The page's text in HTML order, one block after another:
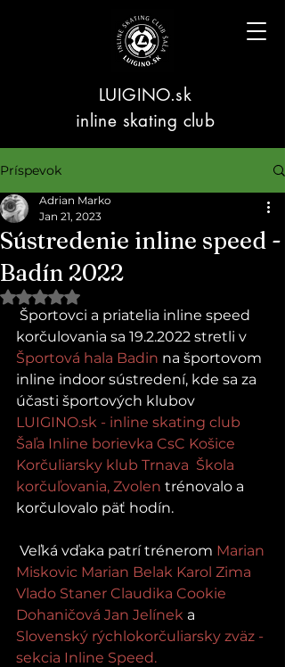
LUIGINO.sk
inline skating club
Príspevok
Sústredenie inline speed -
Badín 2022
Adrian Marko
Jan 21, 2023
Hodnotenie NaN z 5 hviezdičiek.
korčulovania sa 19.2.2022 stretli v
Športová hala Badin na športovom
inline indoor sústredení, kde sa za
účasti športových klubov
LUIGINO.sk - inline skating club
Šaľa Inline borievka CsC Košice
Korčuliarsky klub Trnava Škola
korčuľovania, Zvolen trénovalo a
korčulovalo päť hodín.
Veľká vďaka patrí trénerom Marian
Miskovic Marian Belak Karol Zima
Vlado Staner Claudika Cookie
Dohaničová Jan Jelínek a
Slovenský rýchlokorčuliarsky zväz -
sekcia Inline Speed.